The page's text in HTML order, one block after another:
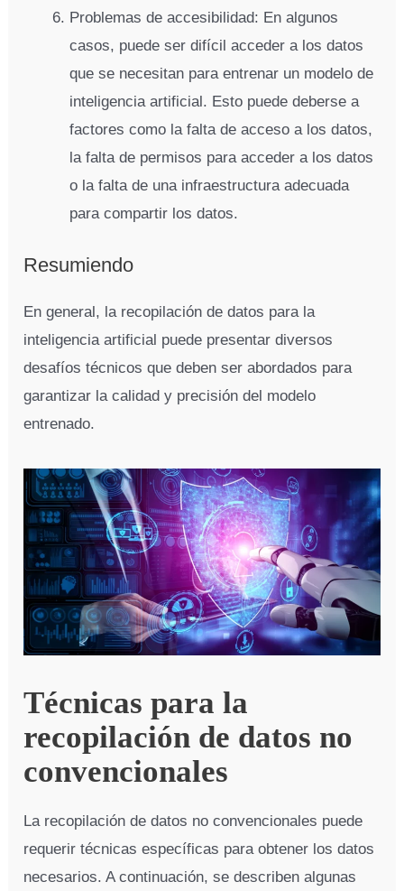
Problemas de accesibilidad: En algunos
casos, puede ser difícil acceder a los datos
que se necesitan para entrenar un modelo de
inteligencia artificial. Esto puede deberse a
factores como la falta de acceso a los datos,
la falta de permisos para acceder a los datos
o la falta de una infraestructura adecuada
para compartir los datos.
Resumiendo
En general, la recopilación de datos para la
inteligencia artificial puede presentar diversos
desafíos técnicos que deben ser abordados para
garantizar la calidad y precisión del modelo
entrenado.
Técnicas para la
recopilación de datos no
convencionales
La recopilación de datos no convencionales puede
requerir técnicas específicas para obtener los datos
necesarios. A continuación, se describen algunas